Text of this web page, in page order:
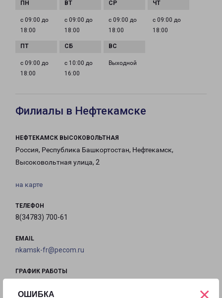
ОШИБКА
с 09:00 до
18:00
с 09:00 до
18:00
с 09:00 до
18:00
с 09:00 до
18:00
с 09:00 до
18:00
с 10:00 до
16:00
Выходной
Филиалы в Нефтекамске
НЕФТЕКАМСК ВЫСОКОВОЛЬТНАЯ
Россия, Республика Башкортостан, Нефтекамск,
Высоковольтная улица, 2
на карте
ТЕЛЕФОН
8(34783) 700-61
EMAIL
nkamsk-fr@pecom.ru
ГРАФИК РАБОТЫ